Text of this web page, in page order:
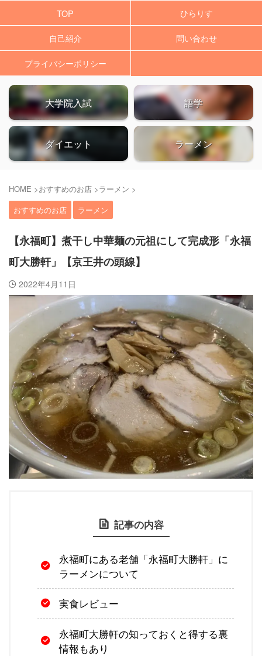
TOP ひらりす
自己紹介 問い合わせ
プライバシーポリシー
大学院入試 語学
ダイエット ラーメン
HOME >おすすめのお店 >ラーメン >
おすすめのお店
ラーメン
【永福町】煮干し中華麺の元祖にして完成形「永福
町大勝軒」【京王井の頭線】
2022年4月11日
記事の内容
永福町にある老舗「永福町大勝軒」に
ラーメンについて
実食レビュー
永福町大勝軒の知っておくと得する裏
情報もあり